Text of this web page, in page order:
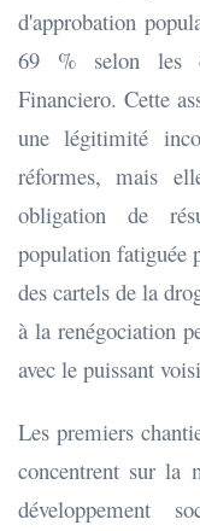
d'approbation
69 % selon les
Financiero. Cette
une légitimité
réformes, mais
obligation de
population fatiguée
des cartels de la
à la renégociation
avec le puissant
Les premiers
concentrent sur la
développement